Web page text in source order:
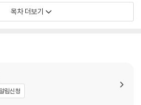
윗몸일으키기를 해야 하는 우리 아이는 어떻게
윗몸일으키기 하라고 하던데?
지 못하는 MRI
목차 더보기
림신청